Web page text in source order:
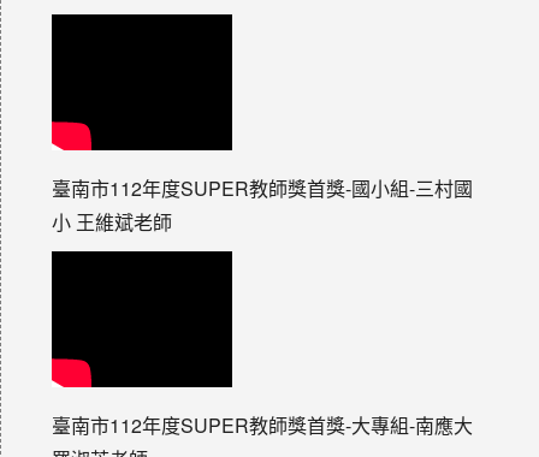
臺南市112年度SUPER教師獎首獎-國小組-三村國
小 王維斌老師
臺南市112年度SUPER教師獎首獎-大專組-南應大